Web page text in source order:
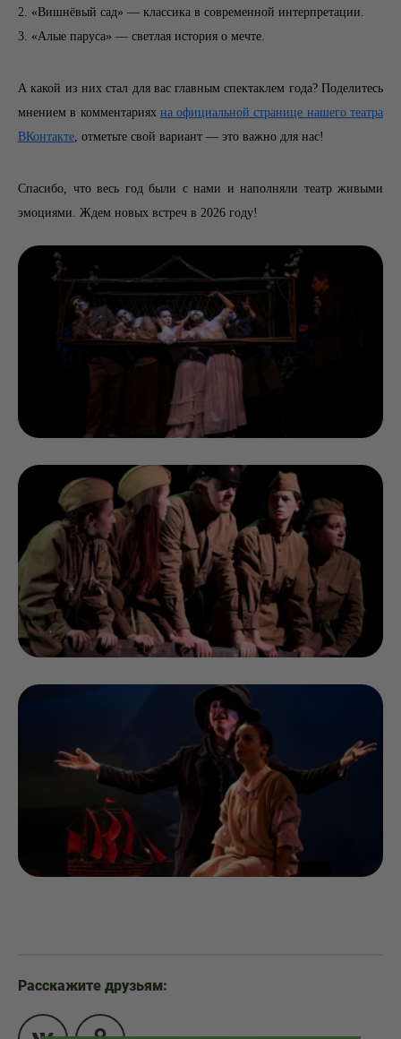
2. «Вишнёвый сад» — классика в современной интерпретации.
3. «Алые паруса» — светлая история о мечте.
А какой из них стал для вас главным спектаклем года? Поделитесь
мнением в комментариях на официальной странице нашего театра
ВКонтакте, отметьте свой вариант — это важно для нас!
Спасибо, что весь год были с нами и наполняли театр живыми
эмоциями. Ждем новых встреч в 2026 году!
Расскажите друзьям: